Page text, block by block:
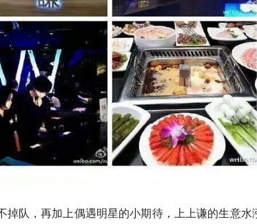
队，再加上偶遇明星的小期待，上上谦的生意水